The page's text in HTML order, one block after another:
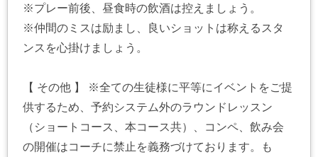
※プレー前後、昼食時の飲酒は控えましょう。
※仲間のミスは励まし、良いショットは称えるスタ
ンスを心掛けましょう。
【 その他 】 ※全ての生徒様に平等にイベントをご提
供するため、予約システム外のラウンドレッスン
（ショートコース、本コース共）、コンペ、飲み会
の開催はコーチに禁止を義務づけております。も